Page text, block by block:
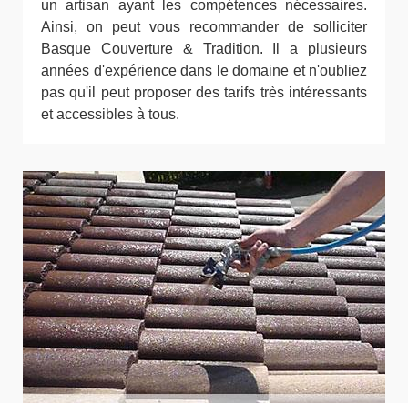
un artisan ayant les compétences nécessaires.
Ainsi, on peut vous recommander de solliciter
Basque Couverture & Tradition. Il a plusieurs
années d'expérience dans le domaine et n'oubliez
pas qu'il peut proposer des tarifs très intéressants
et accessibles à tous.